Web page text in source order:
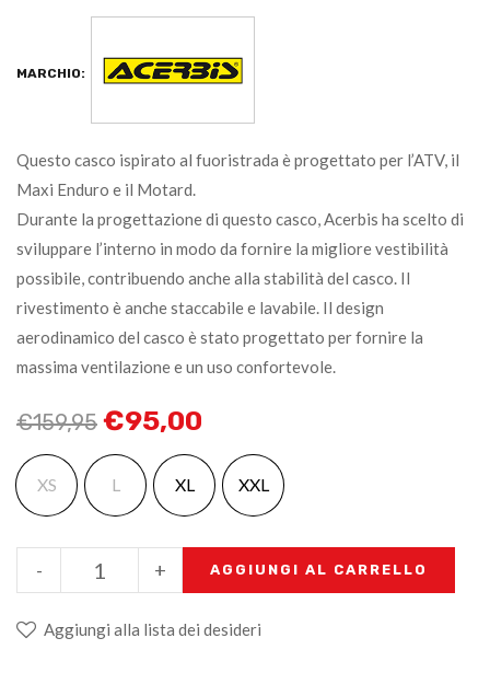
MARCHIO:
Questo casco ispirato al fuoristrada è progettato per l’ATV, il
Maxi Enduro e il Motard.
Durante la progettazione di questo casco, Acerbis ha scelto di
sviluppare l’interno in modo da fornire la migliore vestibilità
possibile, contribuendo anche alla stabilità del casco. Il
rivestimento è anche staccabile e lavabile. Il design
aerodinamico del casco è stato progettato per fornire la
massima ventilazione e un uso confortevole.
€159,95 €95,00
XS L XL XXL
+
- AGGIUNGI AL CARRELLO
Aggiungi alla lista dei desideri